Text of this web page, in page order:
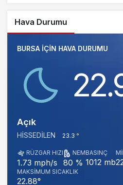
Hava Durumu
BURSA IÇIN HAVA DURUMU
Açık
HISSEDILEN 23.3 °
RÜZGAR HIZI
1.73 mph/s
NEM
80 %
BASINÇ
1012 mb
MAKSIMUM SICAKLIK
22.88°